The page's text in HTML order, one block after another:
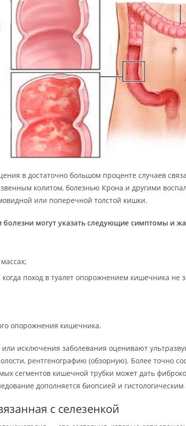
в достаточно большом проценте случаев
колитом, болезнью Крона и другими
или поперечной толстой кишки.
болезни могут указать следующие симптомы и
поход в туалет опорожнением кишечника не
опорожнения кишечника.
исключения заболевания оценивают
рентгенографию (обзорную). Более точно
сегментов кишечной трубки может дать
дополняется биопсией и
с селезенкой